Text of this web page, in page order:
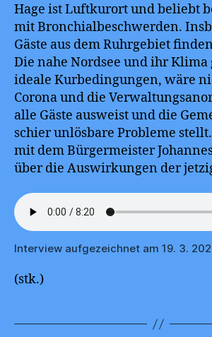
Hage ist Luftkurort und beliebt
mit Bronchialbeschwerden.
Gäste aus dem Ruhrgebiet
Die nahe Nordsee und ihr Klima
ideale Kurbedingungen, wäre
Corona und die
alle Gäste ausweist und die
schier unlösbare Probleme
mit dem Bürgermeister
über die Auswirkungen der
Interview aufgezeichnet am 19. 3.
(stk.)